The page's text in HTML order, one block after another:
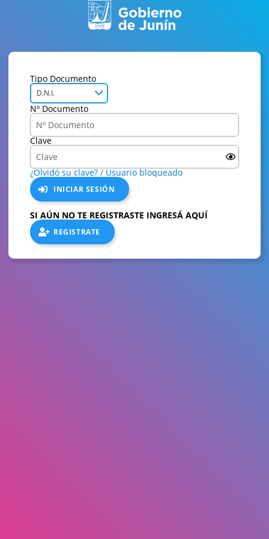
Tipo Documento
D.N.I.
Nº Documento
Clave
¿Olvidó su clave? / Usuario bloqueado
INICIAR SESIÓN
SI AÚN NO TE REGISTRASTE INGRESÁ AQUÍ
REGISTRATE